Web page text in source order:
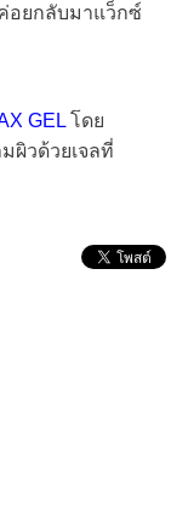
อยกลับมาแว็กซ์
GEL โดย
ผิวด้วยเจลที่